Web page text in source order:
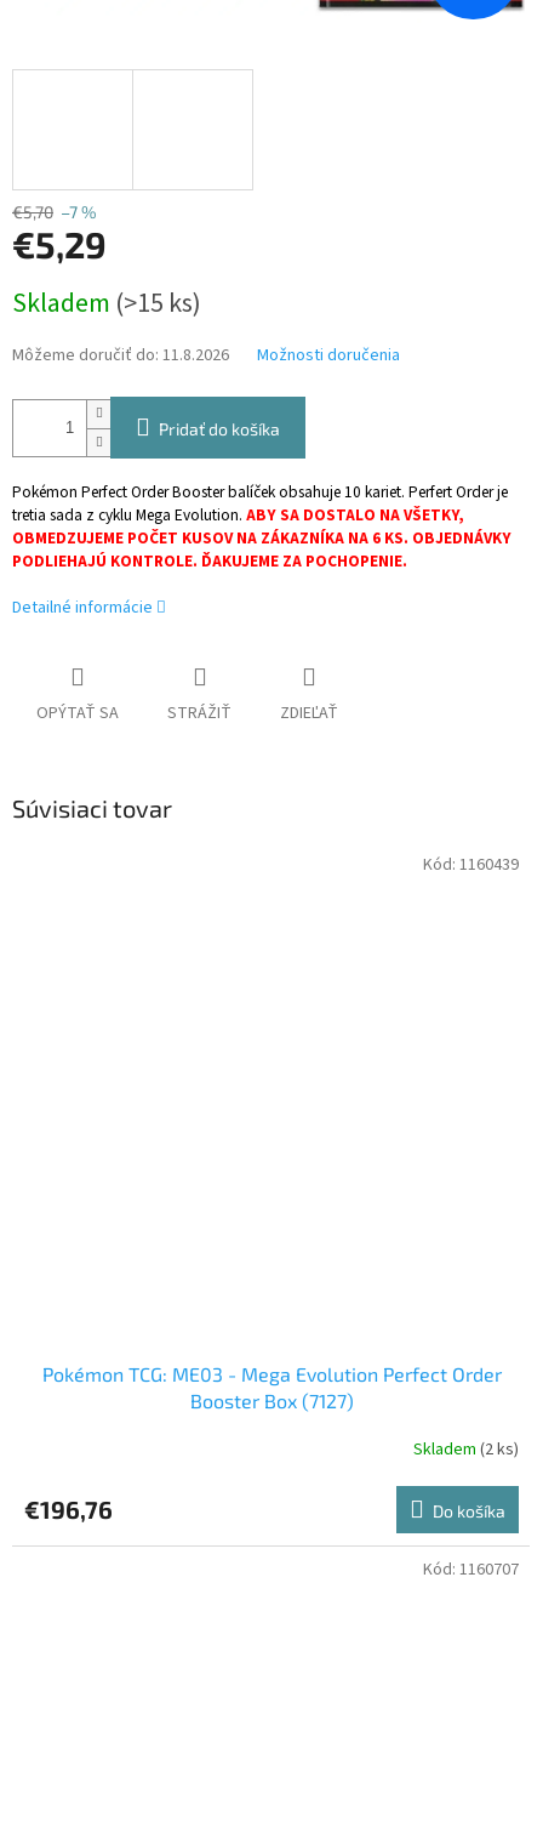
€5,70 –7 %
€5,29
cena:
Skladem (>15 ks)
Môžeme doručiť do: 11.8.2026 Možnosti doručenia
Pridať do košíka
Pokémon Perfect Order Booster balíček obsahuje 10 kariet. Perfert Order je
tretia sada z cyklu Mega Evolution. ABY SA DOSTALO NA VŠETKY,
OBMEDZUJEME POČET KUSOV NA ZÁKAZNÍKA NA 6 KS. OBJEDNÁVKY
PODLIEHAJÚ KONTROLE. ĎAKUJEME ZA POCHOPENIE.
Detailné informácie
OPÝTAŤ SA STRÁŽIŤ ZDIEĽAŤ
Súvisiaci tovar
Pokémon TCG: ME03 - Mega Evolution Perfect Order
Booster Box (7127)
Skladem (2 ks)
€196,76 Do košíka
Kód: 1160439
Kód: 1160707